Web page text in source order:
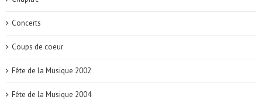
Concerts
Coups de coeur
Fête de la Musique 2002
Fête de la Musique 2004